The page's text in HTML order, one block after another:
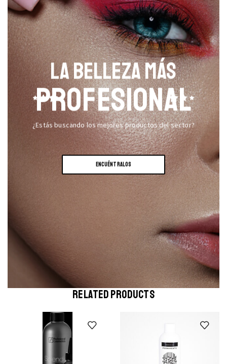
LA BELLEZA MÁS
PROFESIONAL
¿Estás buscando los mejores productos del sector?
ENCUÉNTRALOS
RELATED PRODUCTS